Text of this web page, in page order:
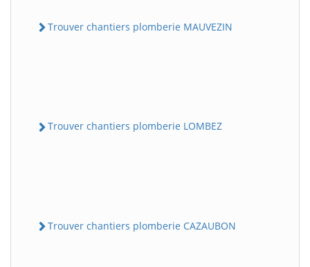
Trouver chantiers plomberie MAUVEZIN
Trouver chantiers plomberie LOMBEZ
Trouver chantiers plomberie CAZAUBON